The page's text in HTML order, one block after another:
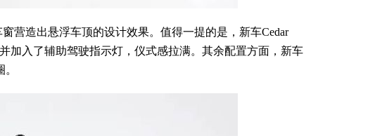
造出悬浮车顶的设计效果。值得一提的是，新车Cedar
加入了辅助驾驶指示灯，仪式感拉满。其余配置方面，新车